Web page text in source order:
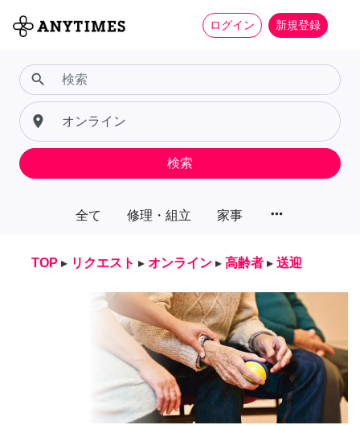
ログイン 新規登録
全て 修理・組立 家事 more_horiz
search
place
検索
TOP ▸ リクエスト ▸ オンライン ▸ 高齢者 ▸ 送迎